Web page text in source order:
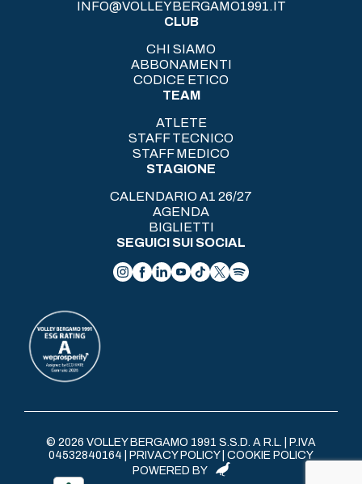
INFO@VOLLEYBERGAMO1991.IT
CLUB
CHI SIAMO
ABBONAMENTI
CODICE ETICO
TEAM
ATLETE
STAFF TECNICO
STAFF MEDICO
STAGIONE
CALENDARIO A1 26/27
AGENDA
BIGLIETTI
SEGUICI SUI SOCIAL
© 2026 VOLLEY BERGAMO 1991 S.S.D. A R.L. | P.IVA
04532840164 |
PRIVACY POLICY| COOKIE POLICY
POWERED BY